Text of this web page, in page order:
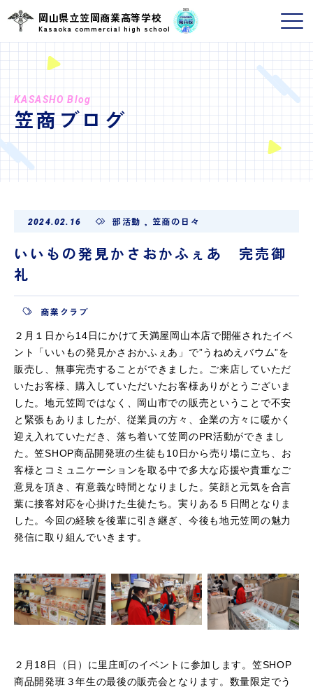
岡山県立笠岡商業高等学校
Kasaoka commercial high school
KASASHO Blog
笠商ブログ
2024.02.16 部活動 , 笠商の日々
いいもの発見かさおかふぇあ 完売御
礼
商業クラブ
２月１日から14日にかけて天満屋岡山本店で開催されたイベ
ント「いいもの発見かさおかふぇあ」で”うねめえバウム”を
販売し、無事完売することができました。ご来店していただ
いたお客様、購入していただいたお客様ありがとうございま
した。地元笠岡ではなく、岡山市での販売ということで不安
と緊張もありましたが、従業員の方々、企業の方々に暖かく
迎え入れていただき、落ち着いて笠岡のPR活動ができまし
た。笠SHOP商品開発班の生徒も10日から売り場に立ち、お
客様とコミュニケーションを取る中で多大な応援や貴重なご
意見を頂き、有意義な時間となりました。笑顔と元気を合言
葉に接客対応を心掛けた生徒たち。実りある５日間となりま
した。今回の経験を後輩に引き継ぎ、今後も地元笠岡の魅力
発信に取り組んでいきます。
２月18日（日）に里庄町のイベントに参加します。笠SHOP
商品開発班３年生の最後の販売会となります。数量限定でう